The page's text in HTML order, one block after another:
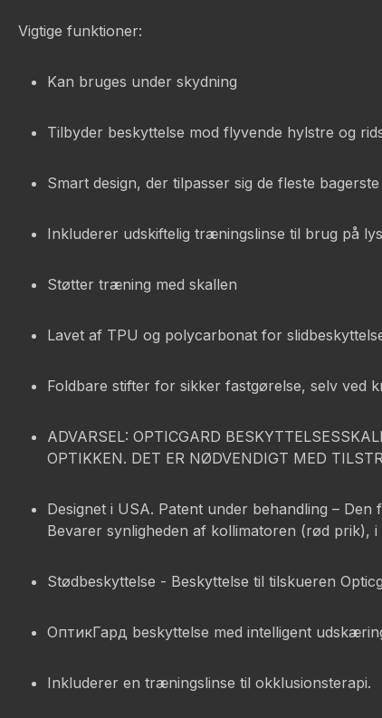
Vigtige funktioner:
Kan bruges under skydning
Tilbyder beskyttelse mod flyvende hylstre og
Smart design, der tilpasser sig de fleste
Inkluderer udskiftelig træningslinse til brug på
Støtter træning med skallen
Lavet af TPU og polycarbonat for
Foldbare stifter for sikker fastgørelse, selv ved
ADVARSEL: OPTICGARD
OPTIKKEN. DET ER NØDVENDIGT MED
Designet i USA. Patent under behandling –
Bevarer synligheden af kollimatoren (rød prik),
Stødbeskyttelse - Beskyttelse til tilskueren
ОптикГард beskyttelse med intelligent
Inkluderer en træningslinse til okklusionsterapi.